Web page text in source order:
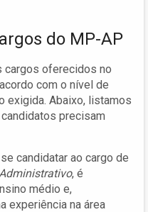
do MP-AP
cargos oferecidos no
com o nível de
exigida. Abaixo, listamos
precisam
candidatar ao cargo de
, é
médio e,
experiência na área